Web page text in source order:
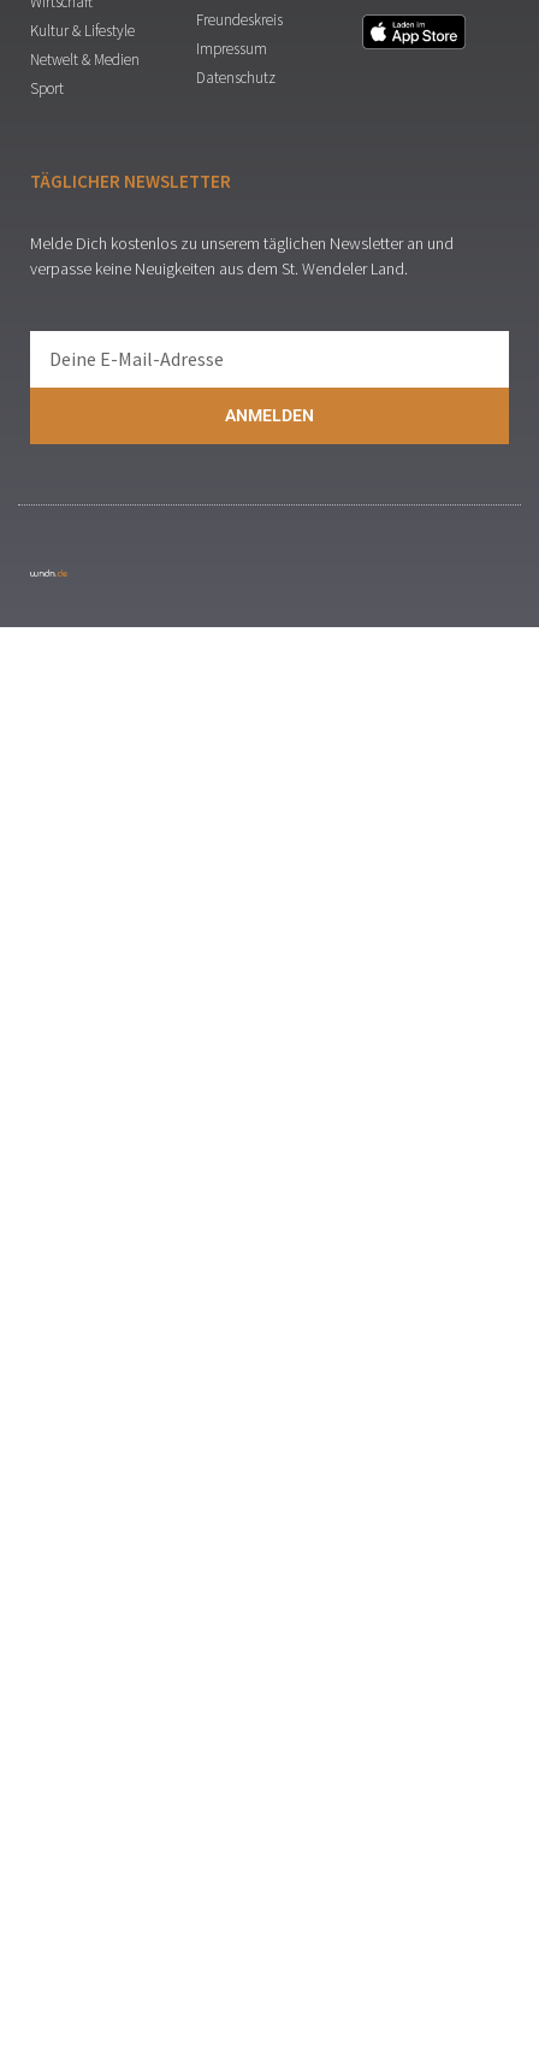
Kultur & Lifestyle
Netwelt & Medien
Sport
Freundeskreis
Impressum
Datenschutz
TÄGLICHER NEWSLETTER
Melde Dich kostenlos zu unserem täglichen Newsletter an und
verpasse keine Neuigkeiten aus dem St. Wendeler Land.
ANMELDEN